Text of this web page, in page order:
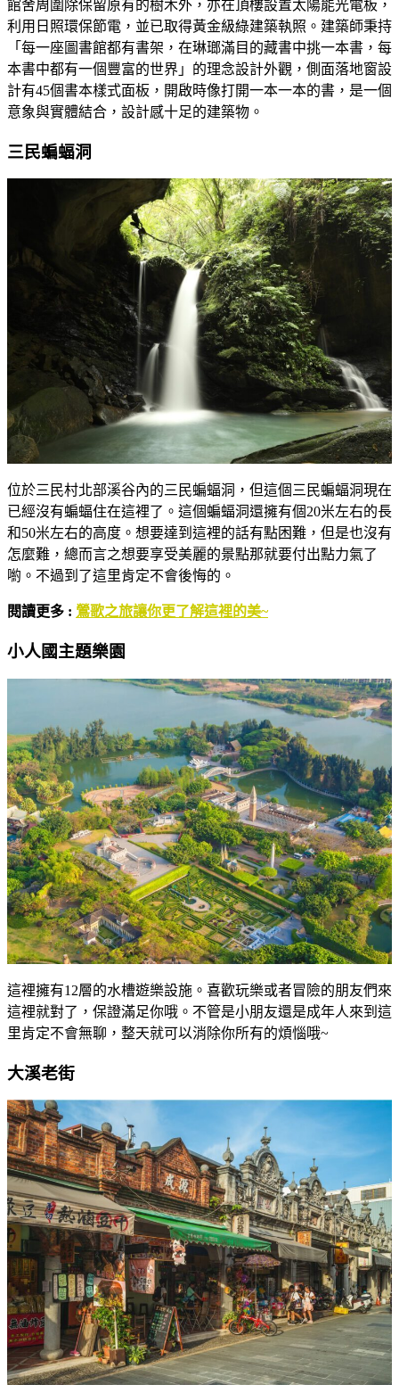
館舍周圍除保留原有的樹木外，亦在頂樓設置太陽能光電板，
利用日照環保節電，並已取得黃金級綠建築執照。建築師秉持
「每一座圖書館都有書架，在琳瑯滿目的藏書中挑一本書，每
本書中都有一個豐富的世界」的理念設計外觀，側面落地窗設
計有45個書本樣式面板，開啟時像打開一本一本的書，是一個
意象與實體結合，設計感十足的建築物。
三民蝙蝠洞
位於三民村北部溪谷內的三民蝙蝠洞，但這個三民蝙蝠洞現在
已經沒有蝙蝠住在這裡了。這個蝙蝠洞還擁有個20米左右的長
和50米左右的高度。想要達到這裡的話有點困難，但是也沒有
怎麼難，總而言之想要享受美麗的景點那就要付出點力氣了
喲。不過到了這里肯定不會後悔的。
閱讀更多 : 鶯歌之旅讓你更了解這裡的美~
小人國主題樂園
這裡擁有12層的水槽遊樂設施。喜歡玩樂或者冒險的朋友們來
這裡就對了，保證滿足你哦。不管是小朋友還是成年人來到這
里肯定不會無聊，整天就可以消除你所有的煩惱哦~
大溪老街